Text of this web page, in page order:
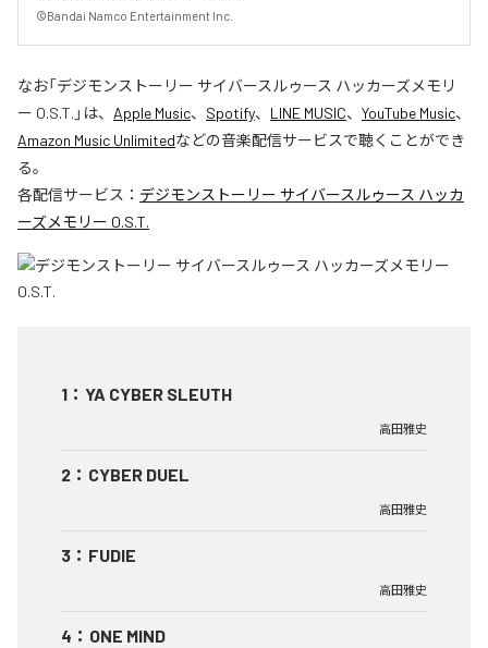
©Bandai Namco Entertainment Inc.
なお「デジモンストーリー サイバースルゥース ハッカーズメモリ
ー O.S.T. 」は、 Apple Music、 Spotify、 LINE MUSIC、 YouTube Music、
Amazon Music Unlimitedなどの音楽配信サービスで聴くことができ
る。
各配信サービス： デジモンストーリー サイバースルゥース ハッカ
ーズメモリー O.S.T.
1 ： YA CYBER SLEUTH
高田雅史
2 ： CYBER DUEL
高田雅史
3 ： FUDIE
高田雅史
4 ： ONE MIND